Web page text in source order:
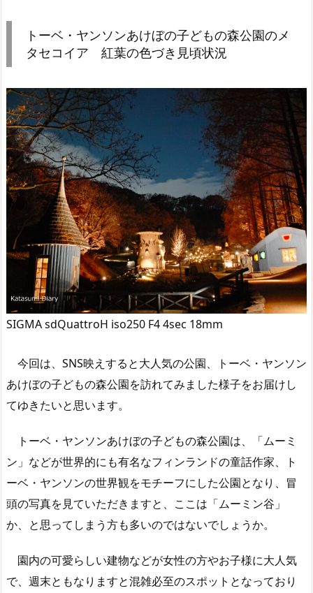
トーベ・ヤンソンあけぼの子どもの森公園のメ
タセコイア 紅葉の色づき見頃状況
SIGMA sdQuattroH iso250 F4 4sec 18mm
今回は、SNS映えすると大人気の公園、トーベ・ヤンソン
あけぼの子どもの森公園を訪れてみました様子をお届けし
てゆきたいと思います。
トーベ・ヤンソンあけぼの子どもの森公園は、「ムーミ
ン」などが世界的にも有名なフィンランドの童話作家、ト
ーベ・ヤンソンの世界観をモチーフにした公園となり、冒
頭の写真を見ていただきますと、ここは「ムーミン谷」
か、と思ってしまう方も多いのではないでしょうか。
園内の可愛らしい建物などが女性の方やお子様に大人気
で、週末ともなりますと混雑必至のスポットとなっており